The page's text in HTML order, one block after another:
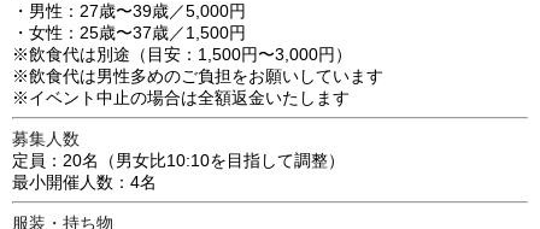
・男性：27歳〜39歳／5,000円
・女性：25歳〜37歳／1,500円
※飲食代は別途（目安：1,500円〜3,000円）
※飲食代は男性多めのご負担をお願いしています
※イベント中止の場合は全額返金いたします
募集人数
定員：20名（男女比10:10を目指して調整）
最小開催人数：4名
服装・持ち物